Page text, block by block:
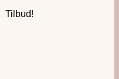
Tilbud!